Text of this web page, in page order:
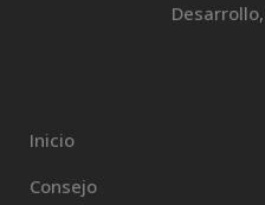
Desarrollo,
Inicio
Consejo